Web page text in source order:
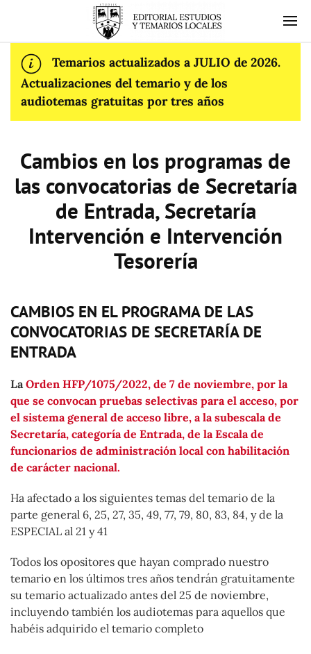
Temarios actualizados a JULIO de 2026.
Actualizaciones del temario y de los
audiotemas gratuitas por tres años
Cambios en los programas de
las convocatorias de Secretaría
de Entrada, Secretaría
Intervención e Intervención
Tesorería
CAMBIOS EN EL PROGRAMA DE LAS
CONVOCATORIAS DE SECRETARÍA DE
ENTRADA
LaOrden HFP/1075/2022, de 7 de noviembre, por la
que se convocan pruebas selectivas para el acceso, por
el sistema general de acceso libre, a la subescala de
Secretaría, categoría de Entrada, de la Escala de
funcionarios de administración local con habilitación
de carácter nacional.
Ha afectado a los siguientes temas del temario de la
parte general 6, 25, 27, 35, 49, 77, 79, 80, 83, 84, y de la
ESPECIAL al 21 y 41
Todos los opositores que hayan comprado nuestro
temario en los últimos tres años tendrán gratuitamente
su temario actualizado antes del 25 de noviembre,
incluyendo también los audiotemas para aquellos que
habéis adquirido el temario completo